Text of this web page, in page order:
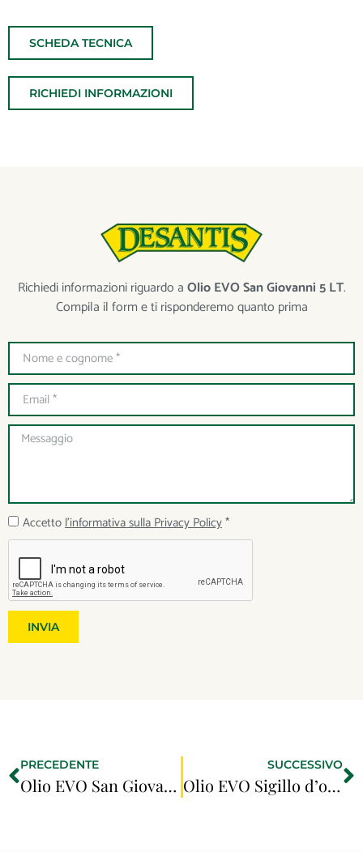
SCHEDA TECNICA
RICHIEDI INFORMAZIONI
Richiedi informazioni riguardo aOlio EVO San Giovanni 5 LT.
Compila il form e ti risponderemo quanto prima
Accettol'informativa sulla Privacy Policy*
INVIA
PRECEDENTE
Olio EVO San Giovanni 1 LT
SUCCESSIVO
Olio EVO Sigillo d’oro 1 LT